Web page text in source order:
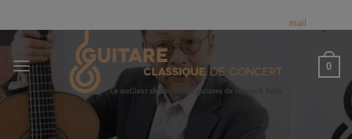
au
contenu
mail
0